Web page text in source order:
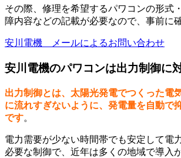
その際、修理を希望するパワコンの形式
障内容などの記載が必要なので、事前に
安川電機 メールによるお問い合わせ
安川電機のパワコンは出力制御に
出力制御とは、太陽光発電でつくった電
に流れすぎないように、発電量を自動で
です。
電力需要が少ない時間帯でも安定して電
必要な制御で、近年は多くの地域で導入